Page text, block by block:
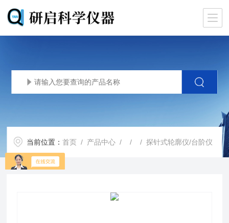
当前位置：首页 / 产品中心 / / / 探针式轮廓仪/台阶仪